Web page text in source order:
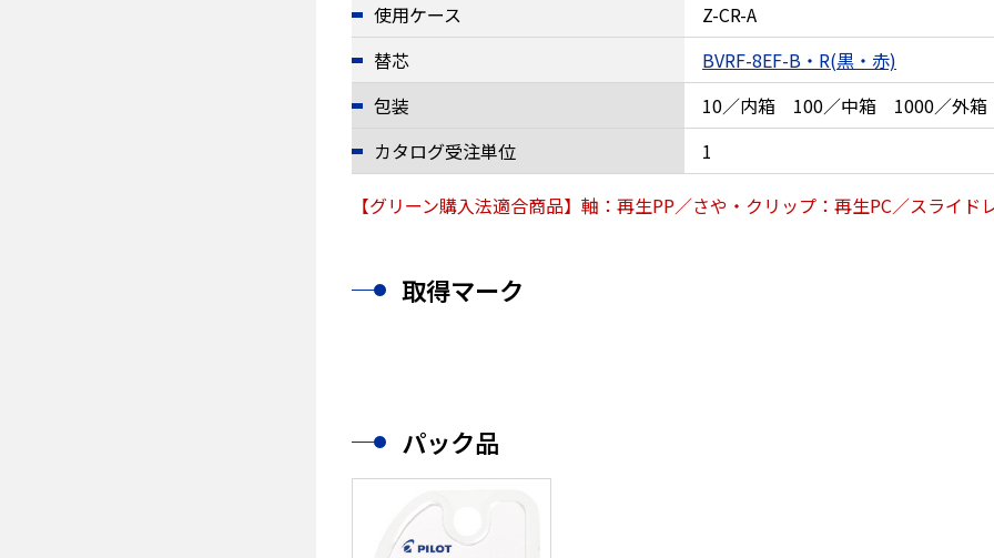
使用ケース
Z-CR-A
替芯
BVRF-8EF-B・R(黒・赤)
包装
10／内箱 100／中箱 1000／外箱
カタログ受注単位
1
【グリーン購入法適合商品】軸：再生PP／さや・クリップ：再生PC／スライド
取得マーク
パック品